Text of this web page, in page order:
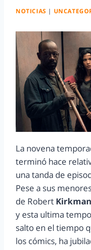
NOTICIAS |
La novena
terminó hace
una tanda de
Pese a sus
de Robert
y esta ultima
salto en el tiempo
los cómics, ha